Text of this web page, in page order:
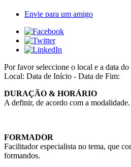
Envie para um amigo
Por favor seleccione o local e a data
Local: Data de Início - Data de Fim:
DURAÇÃO & HORÁRIO
A definir, de acordo com a modalidade.
FORMADOR
Facilitador especialista no tema, que
formandos.